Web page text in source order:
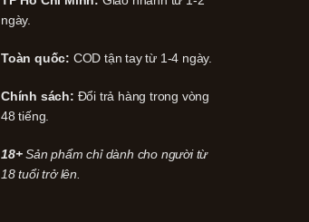
ngày.
Toàn quốc: COD tận tay từ 1-4 ngày.
Chính sách: Đổi trả hàng trong vòng
48 tiếng.
18+Sản phẩm chỉ dành cho người từ
18 tuổi trở lên.